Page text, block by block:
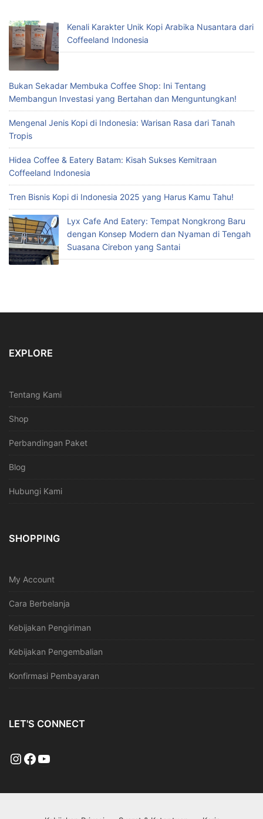
Kenali Karakter Unik Kopi Arabika Nusantara dari
Coffeeland Indonesia
Bukan Sekadar Membuka Coffee Shop: Ini Tentang
Membangun Investasi yang Bertahan dan Menguntungkan!
Mengenal Jenis Kopi di Indonesia: Warisan Rasa dari Tanah
Tropis
Hidea Coffee & Eatery Batam: Kisah Sukses Kemitraan
Coffeeland Indonesia
Tren Bisnis Kopi di Indonesia 2025 yang Harus Kamu Tahu!
Lyx Cafe And Eatery: Tempat Nongkrong Baru
dengan Konsep Modern dan Nyaman di Tengah
Suasana Cirebon yang Santai
EXPLORE
Tentang Kami
Shop
Perbandingan Paket
Blog
Hubungi Kami
SHOPPING
My Account
Cara Berbelanja
Kebijakan Pengiriman
Kebijakan Pengembalian
Konfirmasi Pembayaran
LET'S CONNECT